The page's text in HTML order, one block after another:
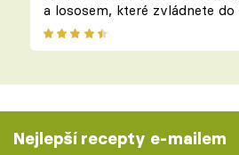
a lososem, které zvládnete do
Nejlepší recepty e-mailem